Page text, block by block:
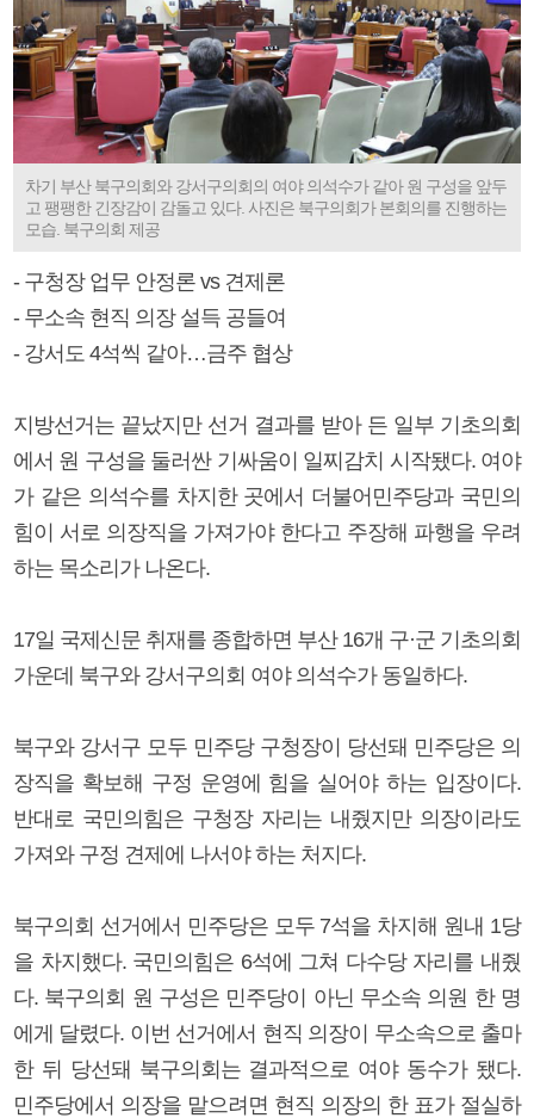
차기 부산 북구의회와 강서구의회의 여야 의석수가 같아 원 구성을 앞두
고 팽팽한 긴장감이 감돌고 있다. 사진은 북구의회가 본회의를 진행하는
모습. 북구의회 제공
- 구청장 업무 안정론 vs 견제론
- 무소속 현직 의장 설득 공들여
- 강서도 4석씩 같아…금주 협상
지방선거는 끝났지만 선거 결과를 받아 든 일부 기초의회
에서 원 구성을 둘러싼 기싸움이 일찌감치 시작됐다. 여야
가 같은 의석수를 차지한 곳에서 더불어민주당과 국민의
힘이 서로 의장직을 가져가야 한다고 주장해 파행을 우려
하는 목소리가 나온다.
17일 국제신문 취재를 종합하면 부산 16개 구·군 기초의회
가운데 북구와 강서구의회 여야 의석수가 동일하다.
북구와 강서구 모두 민주당 구청장이 당선돼 민주당은 의
장직을 확보해 구정 운영에 힘을 실어야 하는 입장이다.
반대로 국민의힘은 구청장 자리는 내줬지만 의장이라도
가져와 구정 견제에 나서야 하는 처지다.
북구의회 선거에서 민주당은 모두 7석을 차지해 원내 1당
을 차지했다. 국민의힘은 6석에 그쳐 다수당 자리를 내줬
다. 북구의회 원 구성은 민주당이 아닌 무소속 의원 한 명
에게 달렸다. 이번 선거에서 현직 의장이 무소속으로 출마
한 뒤 당선돼 북구의회는 결과적으로 여야 동수가 됐다.
민주당에서 의장을 맡으려면 현직 의장의 한 표가 절실하